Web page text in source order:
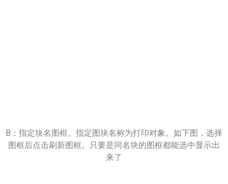
B：指定块名图框。指定图块名称为打印对象。如下图，选择
图框后点击刷新图框。只要是同名块的图框都能选中显示出
来了